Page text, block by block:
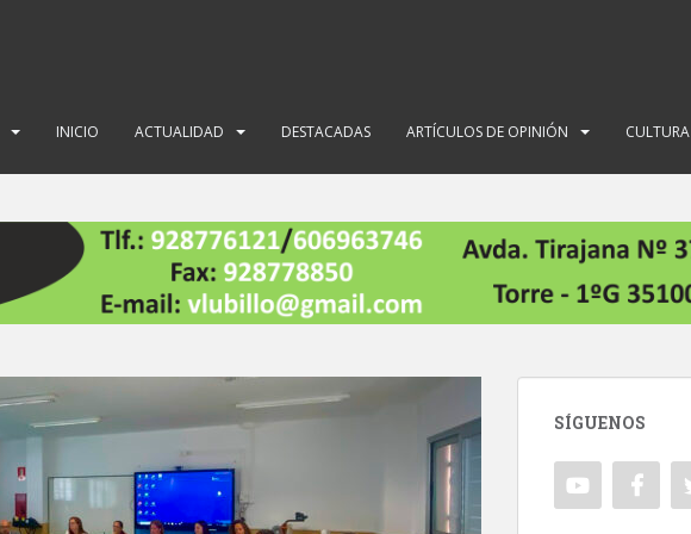
INICIO ACTUALIDAD DESTACADAS ARTÍCULOS DE OPINIÓN CULTURA
SÍGUENOS